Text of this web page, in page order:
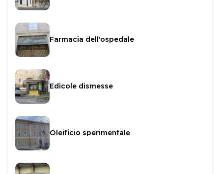
Farmacia dell'ospedale
Edicole dismesse
Oleificio sperimentale